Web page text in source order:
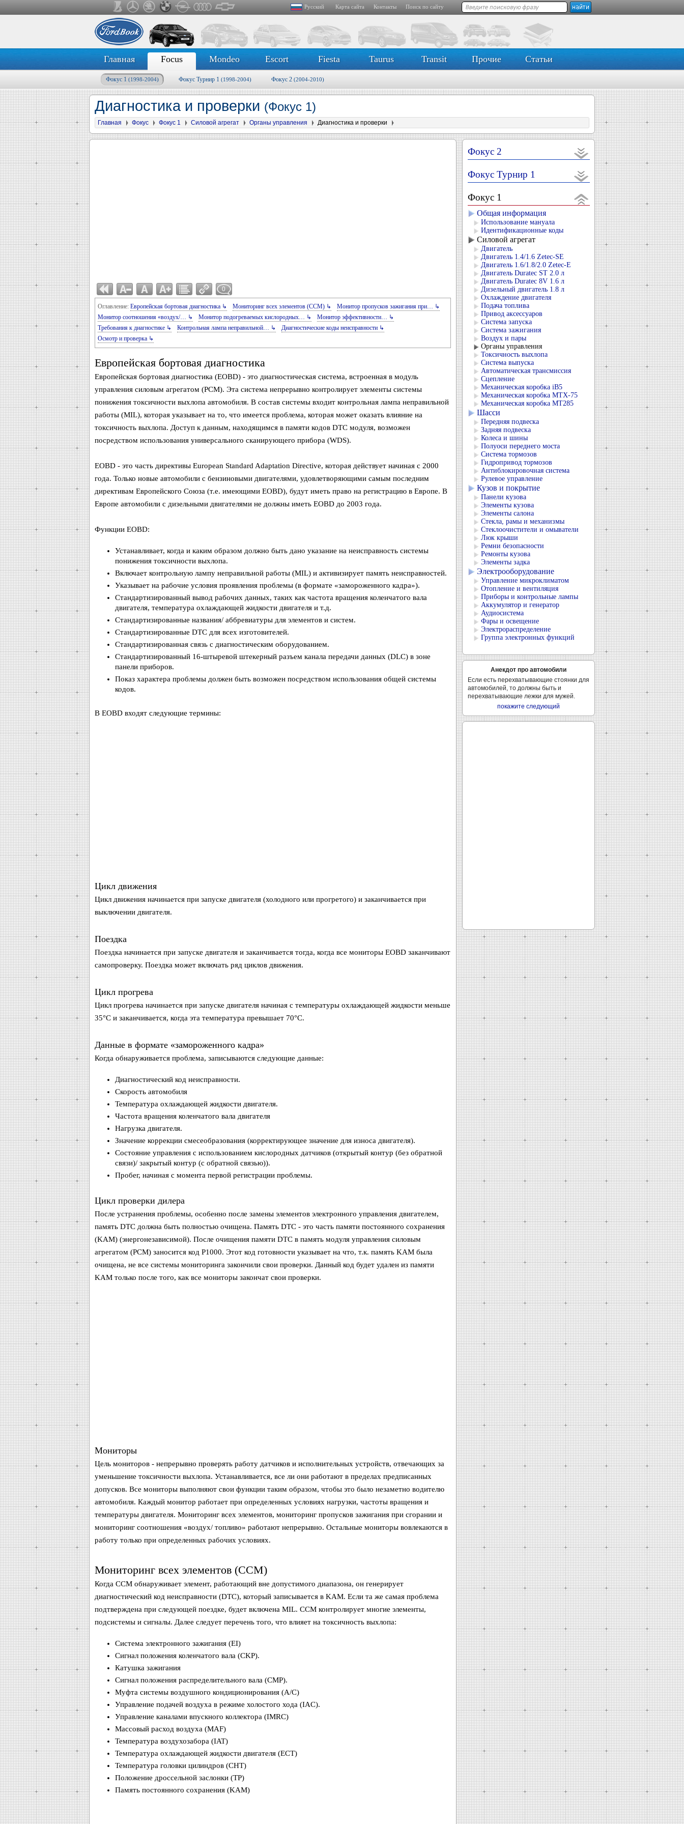
Русский Карта сайта Контакты Поиск по сайту
Главная Focus Mondeo Escort Fiesta Taurus Transit Прочие Статьи
Фокус 1 (1998-2004) Фокус Турнир 1 (1998-2004) Фокус 2 (2004-2010)
Диагностика и проверки (Фокус 1)
Главная Фокус Фокус 1 Силовой агрегат Органы управления Диагностика и проверки
0
Оглавление: Европейская бортовая диагностика ↳ Мониторинг всех элементов (CCM) ↳
Монитор пропусков зажигания при… ↳
Монитор соотношения «воздух/… ↳
Монитор подогреваемых кислородных… ↳
Монитор эффективности… ↳
Требования к диагностике ↳
Контрольная лампа неправильной… ↳
Диагностические коды неисправности ↳
Осмотр и проверка ↳
Европейская бортовая диагностика
Европейская бортовая диагностика (EOBD) - это диагностическая система, встроенная в модуль
управления силовым агрегатом (PCM). Эта система непрерывно контролирует элементы системы
понижения токсичности выхлопа автомобиля. В состав системы входит контрольная лампа неправильной
работы (MIL), которая указывает на то, что имеется проблема, которая может оказать влияние на
токсичность выхлопа. Доступ к данным, находящимся в памяти кодов DTC модуля, возможен
посредством использования универсального сканирующего прибора (WDS).
EOBD - это часть директивы European Standard Adaptation Directive, которая действует начиная с 2000
года. Только новые автомобили с бензиновыми двигателями, удовлетворяющими самым последним
директивам Европейского Союза (т.е. имеющими EOBD), будут иметь право на регистрацию в Европе. В
Европе автомобили с дизельными двигателями не должны иметь EOBD до 2003 года.
Функции EOBD:
Устанавливает, когда и каким образом должно быть дано указание на неисправность системы
понижения токсичности выхлопа.
Включает контрольную лампу неправильной работы (MIL) и активизирует память неисправностей.
Указывает на рабочие условия проявления проблемы (в формате «замороженного кадра»).
Стандартизированный вывод рабочих данных, таких как частота вращения коленчатого вала
двигателя, температура охлаждающей жидкости двигателя и т.д.
Стандартизированные названия/ аббревиатуры для элементов и систем.
Стандартизированные DTC для всех изготовителей.
Стандартизированная связь с диагностическим оборудованием.
Стандартизированный 16-штыревой штекерный разъем канала передачи данных (DLC) в зоне
панели приборов.
Показ характера проблемы должен быть возможен посредством использования общей системы
кодов.
В EOBD входят следующие термины:
Цикл движения
Цикл движения начинается при запуске двигателя (холодного или прогретого) и заканчивается при
выключении двигателя.
Поездка
Поездка начинается при запуске двигателя и заканчивается тогда, когда все мониторы EOBD заканчивают
самопроверку. Поездка может включать ряд циклов движения.
Цикл прогрева
Цикл прогрева начинается при запуске двигателя начиная с температуры охлаждающей жидкости меньше
35°C и заканчивается, когда эта температура превышает 70°C.
Данные в формате «замороженного кадра»
Когда обнаруживается проблема, записываются следующие данные:
Диагностический код неисправности.
Скорость автомобиля
Температура охлаждающей жидкости двигателя.
Частота вращения коленчатого вала двигателя
Нагрузка двигателя.
Значение коррекции смесеобразования (корректирующее значение для износа двигателя).
Состояние управления с использованием кислородных датчиков (открытый контур (без обратной
связи)/ закрытый контур (с обратной связью)).
Пробег, начиная с момента первой регистрации проблемы.
Цикл проверки дилера
После устранения проблемы, особенно после замены элементов электронного управления двигателем,
память DTC должна быть полностью очищена. Память DTC - это часть памяти постоянного сохранения
(KAM) (энергонезависимой). После очищения памяти DTC в память модуля управления силовым
агрегатом (PCM) заносится код P1000. Этот код готовности указывает на что, т.к. память KAM была
очищена, не все системы мониторинга закончили свои проверки. Данный код будет удален из памяти
KAM только после того, как все мониторы закончат свои проверки.
Мониторы
Цель мониторов - непрерывно проверять работу датчиков и исполнительных устройств, отвечающих за
уменьшение токсичности выхлопа. Устанавливается, все ли они работают в пределах предписанных
допусков. Все мониторы выполняют свои функции таким образом, чтобы это было незаметно водителю
автомобиля. Каждый монитор работает при определенных условиях нагрузки, частоты вращения и
температуры двигателя. Мониторинг всех элементов, мониторинг пропусков зажигания при сгорании и
мониторинг соотношения «воздух/ топливо» работают непрерывно. Остальные мониторы вовлекаются в
работу только при определенных рабочих условиях.
Мониторинг всех элементов (CCM)
Когда CCM обнаруживает элемент, работающий вне допустимого диапазона, он генерирует
диагностический код неисправности (DTC), который записывается в KAM. Если та же самая проблема
подтверждена при следующей поездке, будет включена MIL. CCM контролирует многие элементы,
подсистемы и сигналы. Далее следует перечень того, что влияет на токсичность выхлопа:
Система электронного зажигания (EI)
Сигнал положения коленчатого вала (CKP).
Катушка зажигания
Сигнал положения распределительного вала (CMP).
Муфта системы воздушного кондиционирования (A/C)
Управление подачей воздуха в режиме холостого хода (IAC).
Управление каналами впускного коллектора (IMRC)
Массовый расход воздуха (MAF)
Температура воздухозабора (IAT)
Температура охлаждающей жидкости двигателя (ECT)
Температура головки цилиндров (CHT)
Положение дроссельной заслонки (TP)
Память постоянного сохранения (KAM)
Фокус 2
Фокус Турнир 1
Фокус 1
Общая информация
Использование мануала
Идентификационные коды
Силовой агрегат
Двигатель
Двигатель 1.4/1.6 Zetec-SE
Двигатель 1.6/1.8/2.0 Zetec-E
Двигатель Duratec ST 2.0 л
Двигатель Duratec 8V 1.6 л
Дизельный двигатель 1.8 л
Охлаждение двигателя
Подача топлива
Привод аксессуаров
Система запуска
Система зажигания
Воздух и пары
Органы управления
Токсичность выхлопа
Система выпуска
Автоматическая трансмиссия
Сцепление
Механическая коробка iB5
Механическая коробка MTX-75
Механическая коробка MT285
Шасси
Передняя подвеска
Задняя подвеска
Колеса и шины
Полуоси переднего моста
Система тормозов
Гидропривод тормозов
Антиблокировочная система
Рулевое управление
Кузов и покрытие
Панели кузова
Элементы кузова
Элементы салона
Стекла, рамы и механизмы
Стеклоочистители и омыватели
Люк крыши
Ремни безопасности
Ремонты кузова
Элементы задка
Электрооборудование
Управление микроклиматом
Отопление и вентиляция
Приборы и контрольные лампы
Аккумулятор и генератор
Аудиосистема
Фары и освещение
Электрораспределение
Группа электронных функций
Анекдот про автомобили
Если есть перехватывающие стоянки для
автомобилей, то должны быть и
перехватывающие лежки для мужей.
покажите следующий